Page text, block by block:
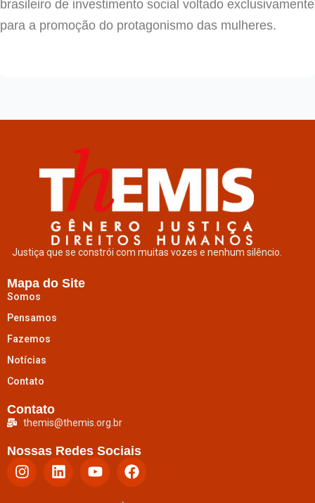
brasileiro de investimento social voltado exclusivamente
para a promoção do protagonismo das mulheres.
Justiça que se constrói com muitas vozes e nenhum silêncio.
Mapa do Site
Somos
Pensamos
Fazemos
Notícias
Contato
Contato
themis@themis.org.br
Nossas Redes Sociais